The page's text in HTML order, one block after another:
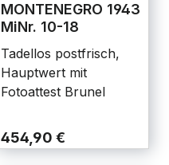
MONTENEGRO 1943
MiNr. 10-18
Tadellos postfrisch,
Hauptwert mit
Fotoattest Brunel
454,90 €